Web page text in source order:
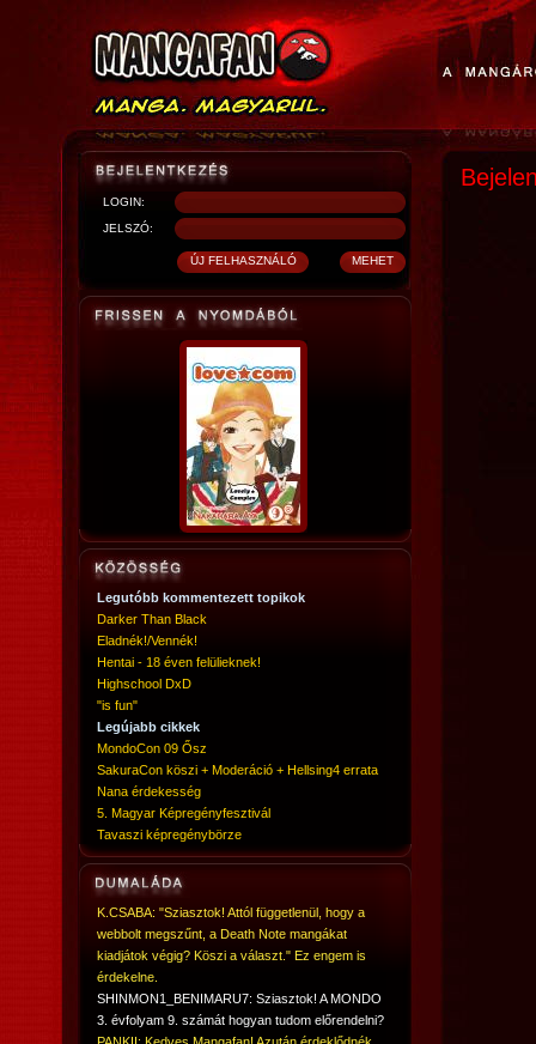
LOGIN:
JELSZÓ:
Legutóbb kommentezett topikok
Darker Than Black
Eladnék!/Vennék!
Hentai - 18 éven felülieknek!
Highschool DxD
"is fun"
Legújabb cikkek
MondoCon 09 Ősz
SakuraCon köszi + Moderáció + Hellsing4 errata
Nana érdekesség
5. Magyar Képregényfesztivál
Tavaszi képregénybörze
K.CSABA: "Sziasztok! Attól függetlenül, hogy a
webbolt megszűnt, a Death Note mangákat
kiadjátok végig? Köszi a választ." Ez engem is
érdekelne.
SHINMON1_BENIMARU7: Sziasztok! A MONDO
3. évfolyam 9. számát hogyan tudom előrendelni?